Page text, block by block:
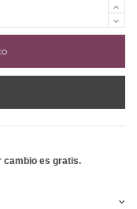
cambio es gratis.